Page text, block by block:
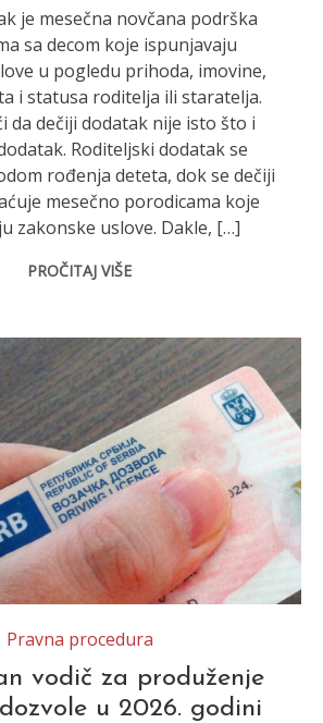
je mesečna novčana podrška
sa decom koje ispunjavaju
u pogledu prihoda, imovine,
i statusa roditelja ili staratelja.
da dečiji dodatak nije isto što i
Roditeljski dodatak se
rođenja deteta, dok se dečiji
mesečno porodicama koje
zakonske uslove. Dakle, […]
PROČITAJ VIŠE
Pravna procedura
vodič za produženje
u 2026. godini